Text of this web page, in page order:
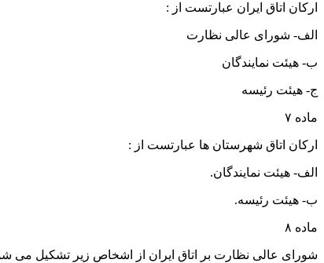
ارکان اتاق ایران عبارتست از :
الف- شورای عالی نظارت
ب- هیئت نمایندگان
ج- هیئت رئیسه
ماده ۷
ارکان اتاق شهرستان ها عبارتست از :
الف- هیئت نمایندگان.
ب- هیئت رئیسه.
ماده ۸
شورای عالی نظارت بر اتاق ایران از اشخاص زیر تشکیل می